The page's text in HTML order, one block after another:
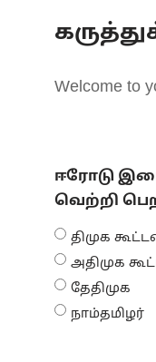
Welcome to
ஈரோடு
வெற்றி
திமுக
அதிமுக
தேதிமுக
நாம்தமிழர்